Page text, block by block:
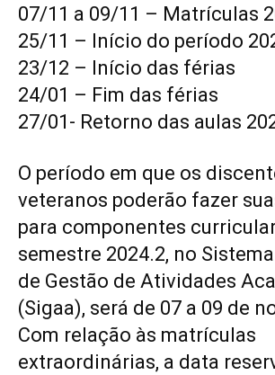
07/11 a 09/11 – Matrículas
25/11 – Início do período
23/12 – Início das férias
24/01 – Fim das férias
27/01- Retorno das aulas
O período em que os
veteranos poderão fazer
para componentes
semestre 2024.2, no
de Gestão de Atividades
(Sigaa), será de 07 a 09 de
Com relação às matrículas
extraordinárias, a data